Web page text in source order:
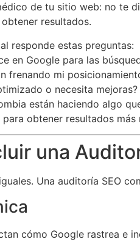
de tu sitio web: no te
resultados.
responde estas preguntas:
en Google para las
frenando mi
o necesita mejoras?
están haciendo algo
obtener resultados más
una
Una auditoría SEO
cómo Google rastrea e